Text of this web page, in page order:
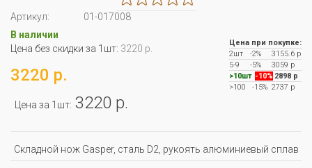
Артикул:
01-017008
В наличии
Цена без скидки за 1шт: 3220 р.
3220 р.
Цена за 1шт: 3220 р.
Цена при покупке:
2шт
-2%
3155.6 р
5-9
-5%
3059 р
>10шт -10% 2898 р
>100
-15% 2737 р
Складной нож Gasper, сталь D2, рукоять алюминиевый сплав